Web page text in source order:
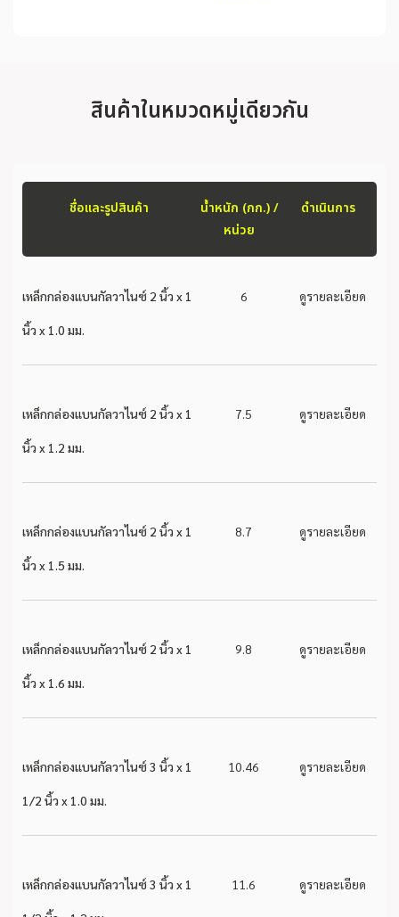
สินค้าในหมวดหมู่เดียวกัน
ชื่อและรูปสินค้า
น้ำหนัก (กก.) /
หน่วย
ดำเนินการ
เหล็กกล่องแบนกัลวาไนซ์ 2 นิ้ว x 1
นิ้ว x 1.0 มม.
6 ดูรายละเอียด
เหล็กกล่องแบนกัลวาไนซ์ 2 นิ้ว x 1
นิ้ว x 1.2 มม.
7.5 ดูรายละเอียด
เหล็กกล่องแบนกัลวาไนซ์ 2 นิ้ว x 1
นิ้ว x 1.5 มม.
8.7 ดูรายละเอียด
เหล็กกล่องแบนกัลวาไนซ์ 2 นิ้ว x 1
นิ้ว x 1.6 มม.
9.8 ดูรายละเอียด
เหล็กกล่องแบนกัลวาไนซ์ 3 นิ้ว x 1
1/2 นิ้ว x 1.0 มม.
10.46 ดูรายละเอียด
เหล็กกล่องแบนกัลวาไนซ์ 3 นิ้ว x 1 11.6 ดูรายละเอียด